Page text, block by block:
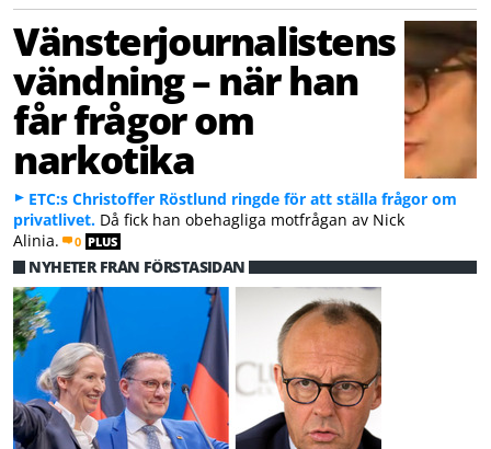
Vänsterjournalistens
vändning – när han
får frågor om
narkotika
ETC:s Christoffer Röstlund ringde för att ställa frågor om
privatlivet. Då fick han obehagliga motfrågan av Nick
Alinia.
0 PLUS
NYHETER FRÅN FÖRSTASIDAN